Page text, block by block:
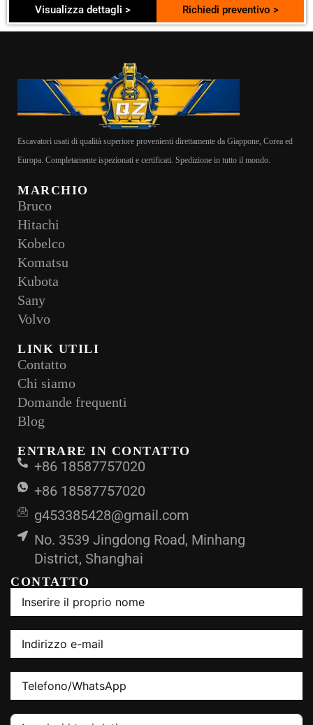
Visualizza dettagli > Richiedi preventivo >
Escavatori usati di qualità superiore provenienti direttamente da Giappone, Corea ed
Europa. Completamente ispezionati e certificati. Spedizione in tutto il mondo.
MARCHIO
Bruco
Hitachi
Kobelco
Komatsu
Kubota
Sany
Volvo
LINK UTILI
Contatto
Chi siamo
Domande frequenti
Blog
ENTRARE IN CONTATTO
+86 18587757020
+86 18587757020
g453385428@gmail.com
No. 3539 Jingdong Road, Minhang
District, Shanghai
CONTATTO